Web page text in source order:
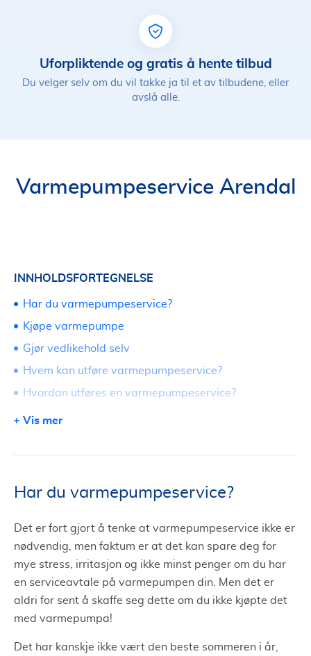
Uforpliktende og gratis å hente tilbud
Du velger selv om du vil takke ja til et av tilbudene, eller
avslå alle.
Varmepumpeservice Arendal
Har du varmepumpeservice?
Det er fort gjort å tenke at varmepumpeservice ikke er
nødvendig, men faktum er at det kan spare deg for
mye stress, irritasjon og ikke minst penger om du har
en serviceavtale på varmepumpen din. Men det er
aldri for sent å skaffe seg dette om du ikke kjøpte det
med varmepumpa!
Det har kanskje ikke vært den beste sommeren i år,
INNHOLDSFORTEGNELSE
Har du varmepumpeservice?
Kjøpe varmepumpe
Gjør vedlikehold selv
Hvem kan utføre varmepumpeservice?
Hvordan utføres en varmepumpeservice?
Forventet levetid på varmepumpe
Vis mer